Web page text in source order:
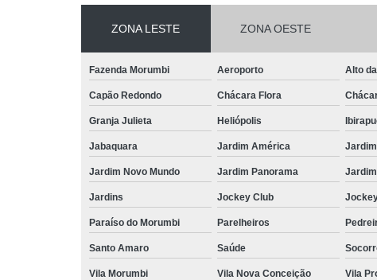
ZONA LESTE ZONA OESTE
Fazenda Morumbi Aeroporto Alto
Capão Redondo Chácara Flora
Granja Julieta Heliópolis
Jabaquara Jardim América
Jardim Novo Mundo Jardim Panorama
Jardins Jockey Club
Paraíso do Morumbi Parelheiros
Santo Amaro Saúde
Vila Morumbi Vila Nova Conceição Vila